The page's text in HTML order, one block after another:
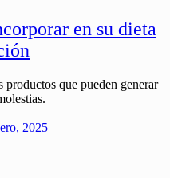
en su dieta
productos que pueden generar
2025